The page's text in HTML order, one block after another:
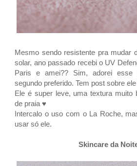
Mesmo sendo resistente pra mudar
solar, ano passado recebi o UV
Paris e amei?? Sim, adorei esse
segundo preferido. Tem post sobre
Ele é super leve, uma textura muito
de praia ♥
Intercalo o uso com o La Roche,
usar só ele.
Skincare da